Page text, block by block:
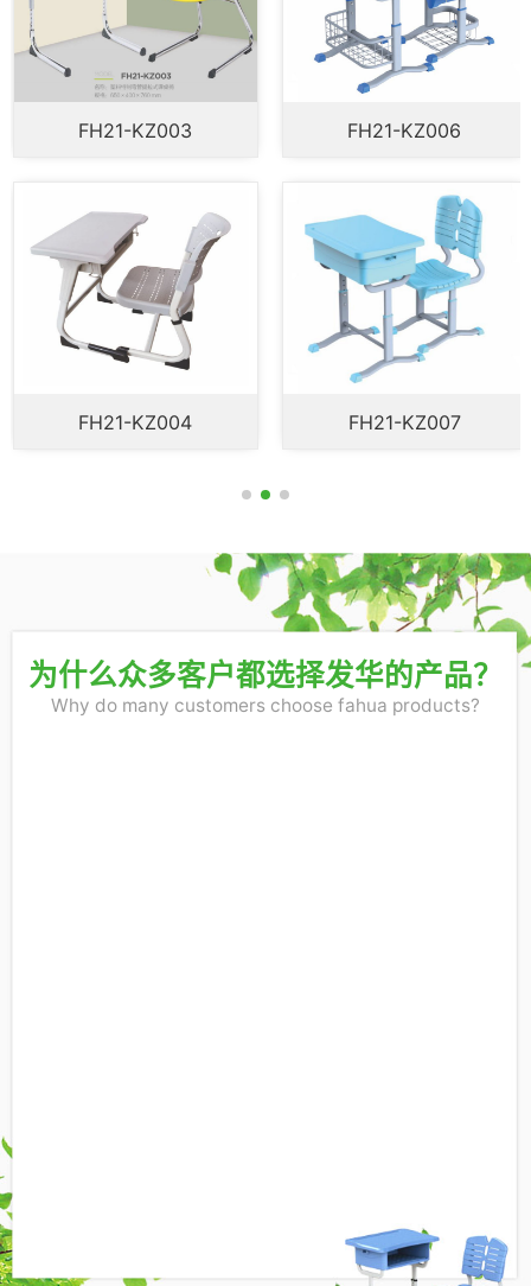
FH21-KZ006
FH21-KZ007
FH21-KZ009
FH21-KZ010
为什么众多客户都选择发华的产品？
Why do many customers choose fahua products?
安全环保
脚垫实心加厚，钢板螺丝加固形成牢固耐磨
铁三角，且设有防滑凸条